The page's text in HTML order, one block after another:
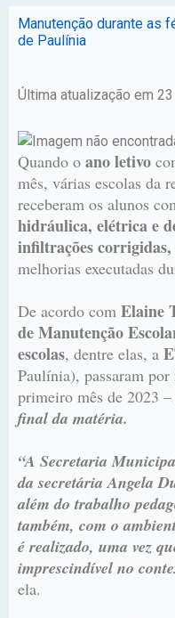
Manutenção durante as
de Paulínia
Última atualização em
Quando o ano letivo
mês, várias escolas da
receberam os alunos
hidráulica, elétrica e
infiltrações
melhorias executadas
De acordo com Elaine
de Manutenção
escolas, dentre elas, a
Paulínia), passaram
primeiro mês de 2023 –
final da matéria.
“A Secretaria
da secretária Angela
além do trabalho
também, com o
é realizado, uma vez
imprescindível no
ela.